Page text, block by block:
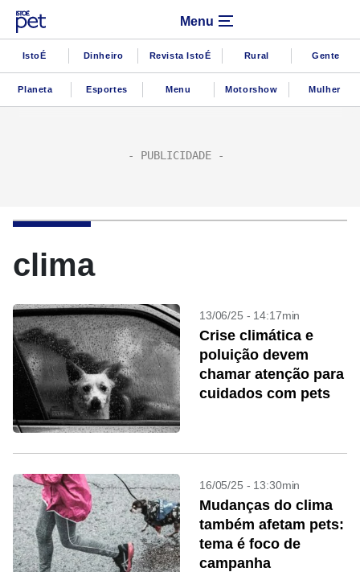
Menu
IstoÉ Dinheiro Revista IstoÉ Rural Gente
Planeta Esportes Menu Motorshow Mulher
clima
13/06/25 - 14:17min
Crise climática e
poluição devem
chamar atenção para
cuidados com pets
16/05/25 - 13:30min
Mudanças do clima
também afetam pets:
tema é foco de
campanha